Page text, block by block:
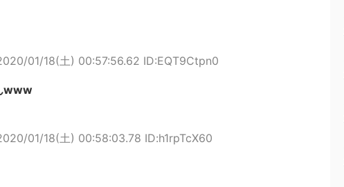
01/18(土) 00:57:56.62 ID:EQT9Ctpn0
www
01/18(土) 00:58:03.78 ID:h1rpTcX60